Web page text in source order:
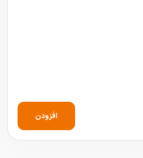
افزودن